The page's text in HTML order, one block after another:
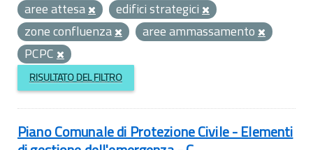
aree attesa
edifici strategici
zone confluenza
aree ammassamento
PCPC
RISULTATO DEL FILTRO
Piano Comunale di Protezione Civile - Elementi